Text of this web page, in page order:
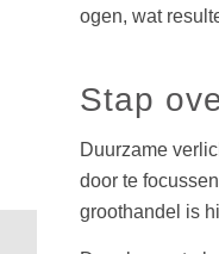
ogen, wat
Stap
Duurzame
door te
groothandel is